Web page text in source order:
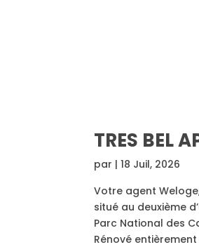
TRES BEL
par |18 Juil, 2026
Votre agent
situé au deuxième
Parc National des
Rénové